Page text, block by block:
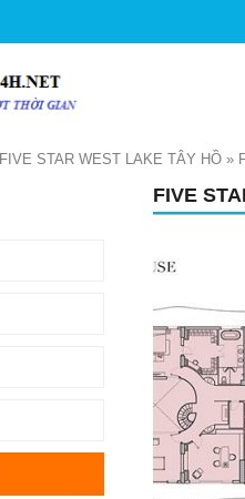
FIVE STAR WEST LAKE TÂY HỒ »
FIVE